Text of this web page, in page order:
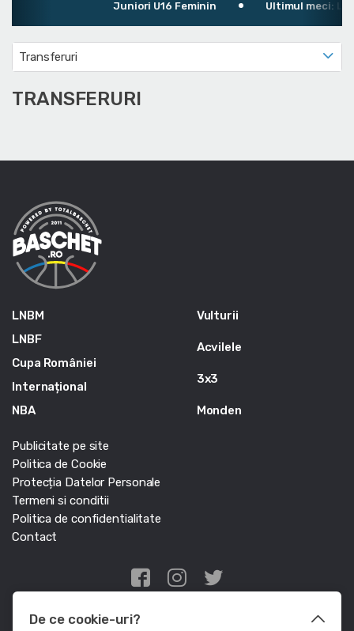
Juniori U16 Feminin Ultimul meci: LPS
Transferuri
TRANSFERURI
LNBM
LNBF
Cupa României
Internațional
NBA
Vulturii
Acvilele
3x3
Monden
Publicitate pe site
Politica de Cookie
Protecția Datelor Personale
Termeni si conditii
Politica de confidentialitate
Contact
Edris Digital Agency
De ce cookie-uri?